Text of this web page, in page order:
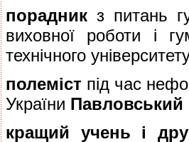
порадник з питань
виховної роботи і
технічного
полеміст під час
України Павловський
кращий учень і